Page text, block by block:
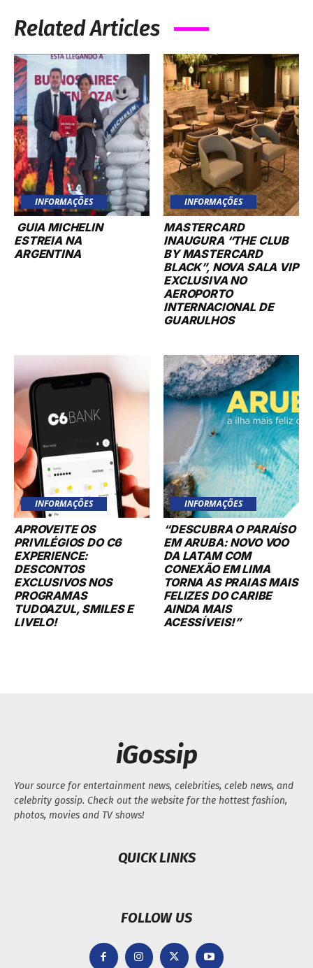
Related Articles
INFORMAÇÕES
GUIA MICHELIN
ESTREIA NA
ARGENTINA
INFORMAÇÕES
MASTERCARD
INAUGURA “THE CLUB
BY MASTERCARD
BLACK”, NOVA SALA VIP
EXCLUSIVA NO
AEROPORTO
INTERNACIONAL DE
GUARULHOS
INFORMAÇÕES
APROVEITE OS
PRIVILÉGIOS DO C6
EXPERIENCE:
DESCONTOS
EXCLUSIVOS NOS
PROGRAMAS
TUDOAZUL, SMILES E
LIVELO!
INFORMAÇÕES
“DESCUBRA O PARAÍSO
EM ARUBA: NOVO VOO
DA LATAM COM
CONEXÃO EM LIMA
TORNA AS PRAIAS MAIS
FELIZES DO CARIBE
AINDA MAIS
ACESSÍVEIS!”
iGossip
Your source for entertainment news, celebrities, celeb news, and
celebrity gossip. Check out the website for the hottest fashion,
photos, movies and TV shows!
QUICK LINKS
FOLLOW US